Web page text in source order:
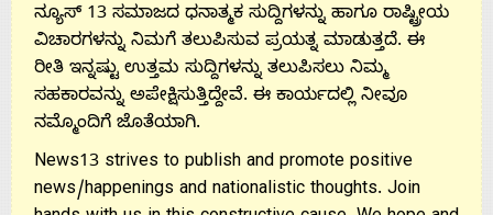
ನ್ಯೂಸ್ 13 ಸಮಾಜದ ಧನಾತ್ಮಕ ಸುದ್ದಿಗಳನ್ನು ಹಾಗೂ ರಾಷ್ಟ್ರೀಯ
ವಿಚಾರಗಳನ್ನು ನಿಮಗೆ ತಲುಪಿಸುವ ಪ್ರಯತ್ನ ಮಾಡುತ್ತದೆ. ಈ
ರೀತಿ ಇನ್ನಷ್ಟು ಉತ್ತಮ ಸುದ್ದಿಗಳನ್ನು ತಲುಪಿಸಲು ನಿಮ್ಮ
ಸಹಕಾರವನ್ನು ಅಪೇಕ್ಷಿಸುತ್ತಿದ್ದೇವೆ. ಈ ಕಾರ್ಯದಲ್ಲಿ ನೀವೂ
ನಮ್ಮೊಂದಿಗೆ ಜೊತೆಯಾಗಿ.
News13 strives to publish and promote positive
news/happenings and nationalistic thoughts. Join